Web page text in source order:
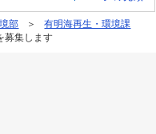
部
有明海再生・環境課
募集します